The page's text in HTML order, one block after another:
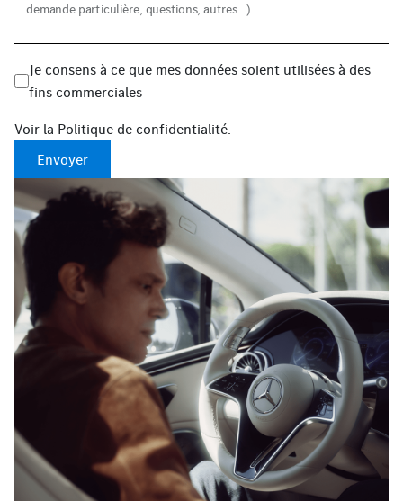
demande particulière, questions, autres...)
Je consens à ce que mes données soient utilisées à des
fins commerciales
Voir la Politique de confidentialité.
Envoyer